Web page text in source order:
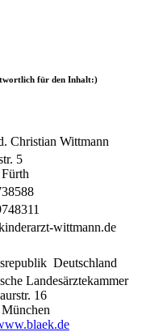
für den Inhalt:)
Christian Wittmann
5
wittmann.de
Deutschland
Landesärztekammer
16